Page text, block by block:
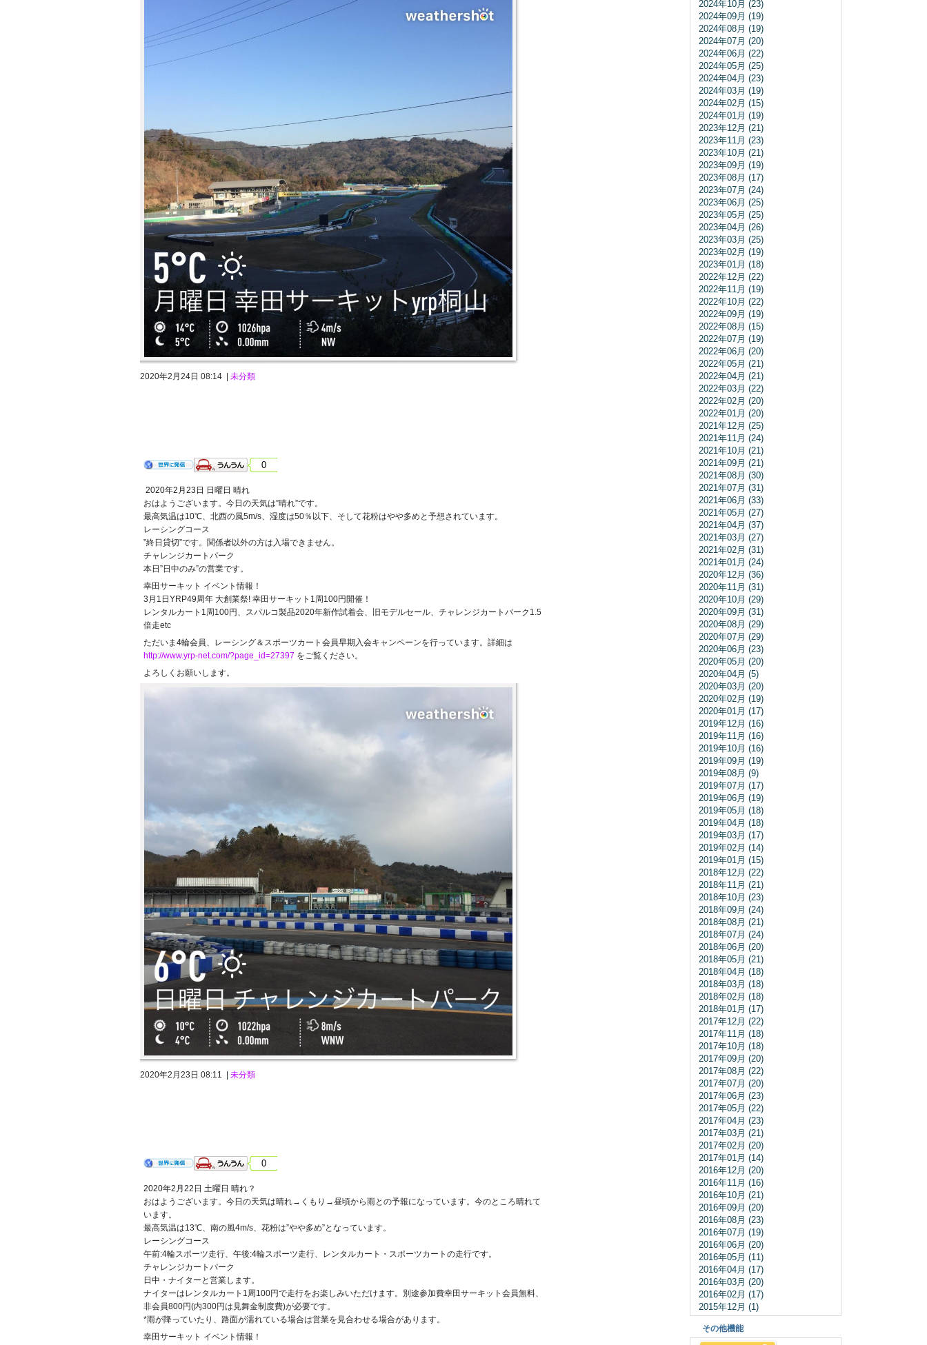
g
e
e
p/
v
9/
tc
e/
1/
1
6/
1f
p
n
);"
>
😀
2020年2月24日 08:14 | 未分類
0
2020年2月23日 日曜日 晴れ
おはようございます。今日の天気は”晴れ”です。
最高気温は10℃、北西の風5m/s、湿度は50％以下、そして花粉はやや多めと予想されています。
レーシングコース
”終日貸切”です。関係者以外の方は入場できません。
チャレンジカートパーク
本日”日中のみ”の営業です。
幸田サーキット イベント情報！
3月1日YRP49周年 大創業祭! 幸田サーキット1周100円開催！
レンタルカート1周100円、スパルコ製品2020年新作試着会、旧モデルセール、チャレンジカートパーク1.5
倍走etc
ただいま4輪会員、レーシング＆スポーツカート会員早期入会キャンペーンを行っています。詳細は
http://www.yrp-net.com/?page_id=27397 をご覧ください。
よろしくお願いします。
2020年2月23日 08:11 | 未分類
0
2020年2月22日 土曜日 晴れ？
おはようございます。今日の天気は晴れ→くもり→昼頃から雨との予報になっています。今のところ晴れて
います。
最高気温は13℃、南の風4m/s、花粉は”やや多め”となっています。
レーシングコース
午前:4輪スポーツ走行、午後:4輪スポーツ走行、レンタルカート・スポーツカートの走行です。
チャレンジカートパーク
日中・ナイターと営業します。
ナイターはレンタルカート1周100円で走行をお楽しみいただけます。別途参加費幸田サーキット会員無料、
非会員800円(内300円は見舞金制度費)が必要です。
*雨が降っていたり、路面が濡れている場合は営業を見合わせる場合があります。
幸田サーキット イベント情報！
2024年10月 (23)
2024年09月 (19)
2024年08月 (19)
2024年07月 (20)
2024年06月 (22)
2024年05月 (25)
2024年04月 (23)
2024年03月 (19)
2024年02月 (15)
2024年01月 (19)
2023年12月 (21)
2023年11月 (23)
2023年10月 (21)
2023年09月 (19)
2023年08月 (17)
2023年07月 (24)
2023年06月 (25)
2023年05月 (25)
2023年04月 (26)
2023年03月 (25)
2023年02月 (19)
2023年01月 (18)
2022年12月 (22)
2022年11月 (19)
2022年10月 (22)
2022年09月 (19)
2022年08月 (15)
2022年07月 (19)
2022年06月 (20)
2022年05月 (21)
2022年04月 (21)
2022年03月 (22)
2022年02月 (20)
2022年01月 (20)
2021年12月 (25)
2021年11月 (24)
2021年10月 (21)
2021年09月 (21)
2021年08月 (30)
2021年07月 (31)
2021年06月 (33)
2021年05月 (27)
2021年04月 (37)
2021年03月 (27)
2021年02月 (31)
2021年01月 (24)
2020年12月 (36)
2020年11月 (31)
2020年10月 (29)
2020年09月 (31)
2020年08月 (29)
2020年07月 (29)
2020年06月 (23)
2020年05月 (20)
2020年04月 (5)
2020年03月 (20)
2020年02月 (19)
2020年01月 (17)
2019年12月 (16)
2019年11月 (16)
2019年10月 (16)
2019年09月 (19)
2019年08月 (9)
2019年07月 (17)
2019年06月 (19)
2019年05月 (18)
2019年04月 (18)
2019年03月 (17)
2019年02月 (14)
2019年01月 (15)
2018年12月 (22)
2018年11月 (21)
2018年10月 (23)
2018年09月 (24)
2018年08月 (21)
2018年07月 (24)
2018年06月 (20)
2018年05月 (21)
2018年04月 (18)
2018年03月 (18)
2018年02月 (18)
2018年01月 (17)
2017年12月 (22)
2017年11月 (18)
2017年10月 (18)
2017年09月 (20)
2017年08月 (22)
2017年07月 (20)
2017年06月 (23)
2017年05月 (22)
2017年04月 (23)
2017年03月 (21)
2017年02月 (20)
2017年01月 (14)
2016年12月 (20)
2016年11月 (16)
2016年10月 (21)
2016年09月 (20)
2016年08月 (23)
2016年07月 (19)
2016年06月 (20)
2016年05月 (11)
2016年04月 (17)
2016年03月 (20)
2016年02月 (17)
2015年12月 (1)
その他機能